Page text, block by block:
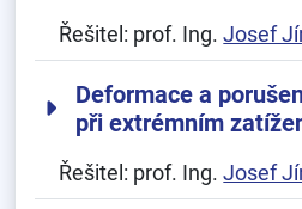
Řešitel: prof. Ing.Josef
Deformace a
při extrémním
Řešitel: prof. Ing.Josef